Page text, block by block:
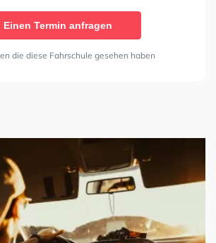
Einen Termin anfragen
die diese Fahrschule gesehen haben